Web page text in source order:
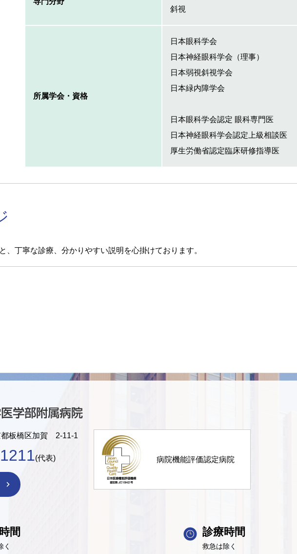
斜視
所属学会・資格
日本眼科学会
日本神経眼科学会（理事）
日本弱視斜視学会
日本緑内障学会
日本眼科学会認定 眼科専門医
日本神経眼科学会認定上級相談医
厚生労働省認定臨床研修指導医
、丁寧な診療、分かりやすい説明を心掛けております。
板橋区加賀 2-11-1
(代表) 病院機能評価認定病院
間
く
診療時間
救急は除く